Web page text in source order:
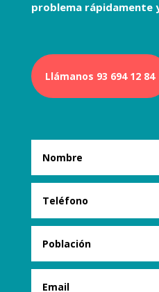
problema rápidamente
Llámanos 93 694 12 84